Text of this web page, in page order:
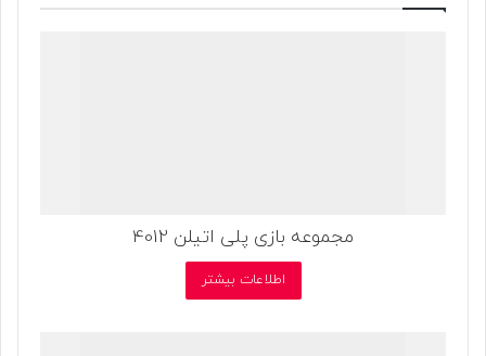
مجموعه بازی پلی اتیلن 4012
اطلاعات بیشتر